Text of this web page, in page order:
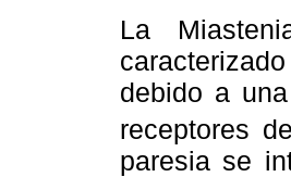
La
debido a
receptores
paresia se